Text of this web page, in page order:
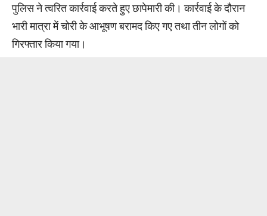
पुलिस ने त्वरित कार्रवाई करते हुए छापेमारी की। कार्रवाई के दौरान
भारी मात्रा में चोरी के आभूषण बरामद किए गए तथा तीन लोगों को
गिरफ्तार किया गया।